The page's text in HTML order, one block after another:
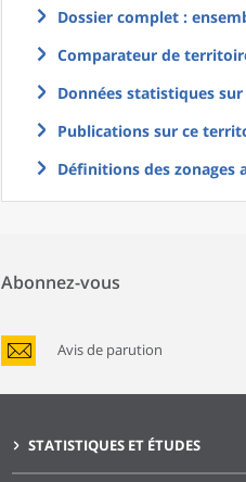
Dossier complet :
Comparateur de
Données statistiques
Publications sur ce
Définitions des zonages
Abonnez-vous
Avis de parution
STATISTIQUES ET ÉTUDES